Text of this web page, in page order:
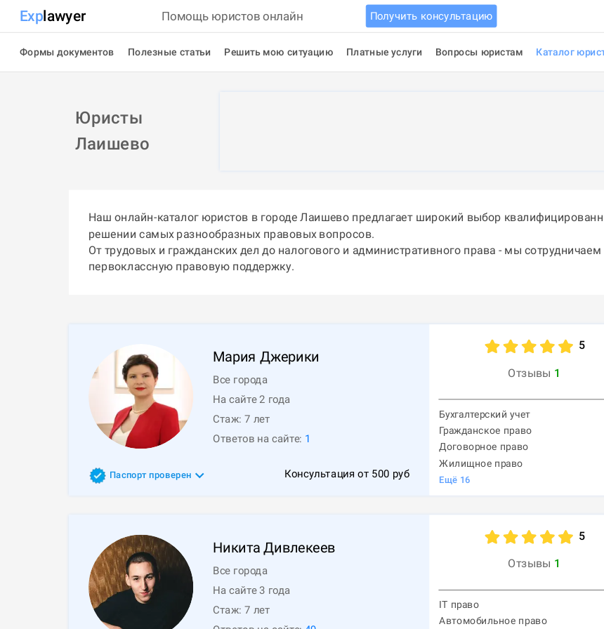
Explawyer Помощь юристов онлайн Получить консультацию
Формы документов Полезные статьи Решить мою ситуацию Платные услуги Вопросы юристам Каталог
Юристы
Лаишево
Наш онлайн-каталог юристов в городе Лаишево предлагает широкий выбор
решении самых разнообразных правовых вопросов.
От трудовых и гражданских дел до налогового и административного права - мы
первоклассную правовую поддержку.
Мария Джерики
Все города
На сайте 2 года
Стаж:7 лет
Ответов на сайте: 1
Паспорт проверен Консультация от 500 руб
5
Отзывы 1
Бухгалтерский учет
Гражданское право
Договорное право
Жилищное право
Ещё 16
Никита Дивлекеев
Все города
На сайте 3 года
Стаж:7 лет
5
Отзывы 1
IT право
Автомобильное право